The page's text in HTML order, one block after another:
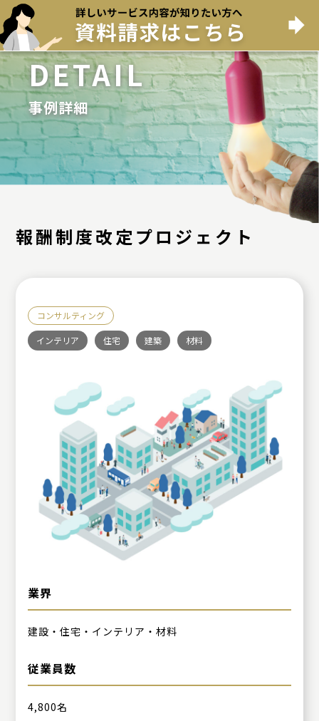
DETAIL
事例詳細
報酬制度改定プロジェクト
コンサルティング
インテリア 住宅 建築 材料
業界
建設・住宅・インテリア・材料
従業員数
4,800名